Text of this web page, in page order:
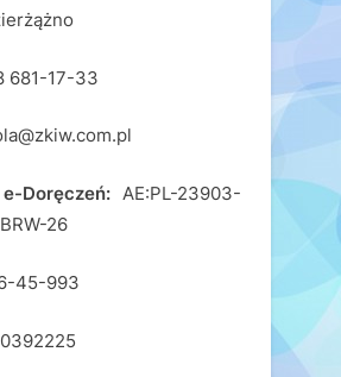
681-17-33
Doręczeń: AE:PL-23903-
26
45-993